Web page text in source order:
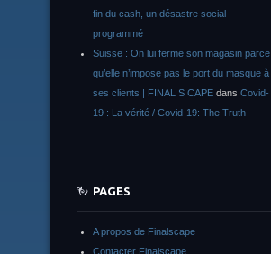
fin du cash, un désastre social
programmé
Suisse : On lui ferme son magasin parce
qu’elle n’impose pas le port du masque à
ses clients | FINAL S CAPE dans Covid-
19 : La vérité / Covid-19: The Truth
PAGES
A propos de Finalscape
Contacter Finalscape